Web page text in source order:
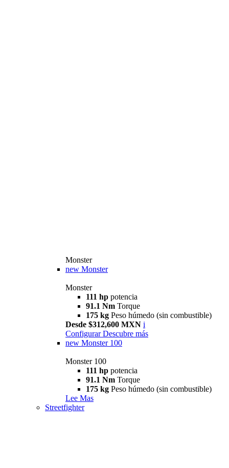
Monster
new Monster
Monster
111 hp potencia
91.1 Nm Torque
175 kg Peso húmedo (sin combustible)
Desde $312,600 MXN i
Configurar Descubre más
new Monster 100
Monster 100
111 hp potencia
91.1 Nm Torque
175 kg Peso húmedo (sin combustible)
Lee Mas
Streetfighter